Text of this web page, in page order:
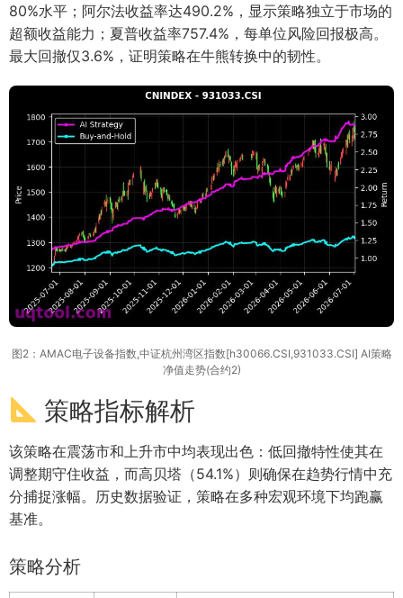
80%水平；阿尔法收益率达490.2%，显示策略独立于市场的
超额收益能力；夏普收益率757.4%，每单位风险回报极高。
最大回撤仅3.6%，证明策略在牛熊转换中的韧性。
图2：AMAC电子设备指数,中证杭州湾区指数[h30066.CSI,931033.CSI] AI策略
净值走势(合约2)
策略指标解析
该策略在震荡市和上升市中均表现出色：低回撤特性使其在
调整期守住收益，而高贝塔（54.1%）则确保在趋势行情中充
分捕捉涨幅。历史数据验证，策略在多种宏观环境下均跑赢
基准。
策略分析